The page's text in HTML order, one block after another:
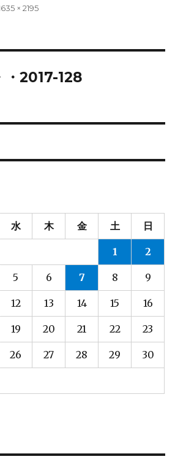
× 2195
・2017-128
水 木 金 土 日
1 2
5 6 7 8 9
12 13 14 15 16
19 20 21 22 23
26 27 28 29 30